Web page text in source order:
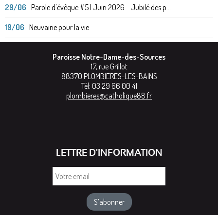
29/06 Parole d'évêque #5 | Juin 2026 – Jubilé des p...
19/06 Neuvaine pour la vie
Paroisse Notre-Dame-des-Sources
17, rue Grillot
88370 PLOMBIERES-LES-BAINS
Tél: 03 29 66 00 41
plombieres@catholique88.fr
LETTRE D'INFORMATION